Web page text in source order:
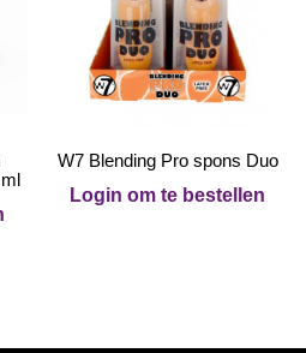
W7 Blending Pro spons Duo
Login om te bestellen